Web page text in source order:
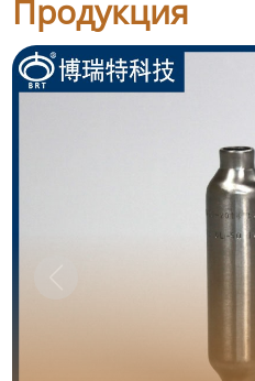
Продукция